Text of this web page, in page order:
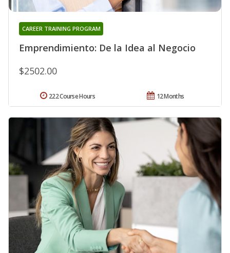
Emprendimiento: De la Idea al Negocio
CAREER TRAINING PROGRAM
$2502.00
12 Months
222 Course Hours